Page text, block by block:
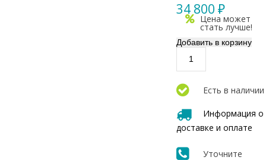
34 800 ₽
Цена может
стать лучше!
Есть в наличии
Информация о
доставке и оплате
Уточните